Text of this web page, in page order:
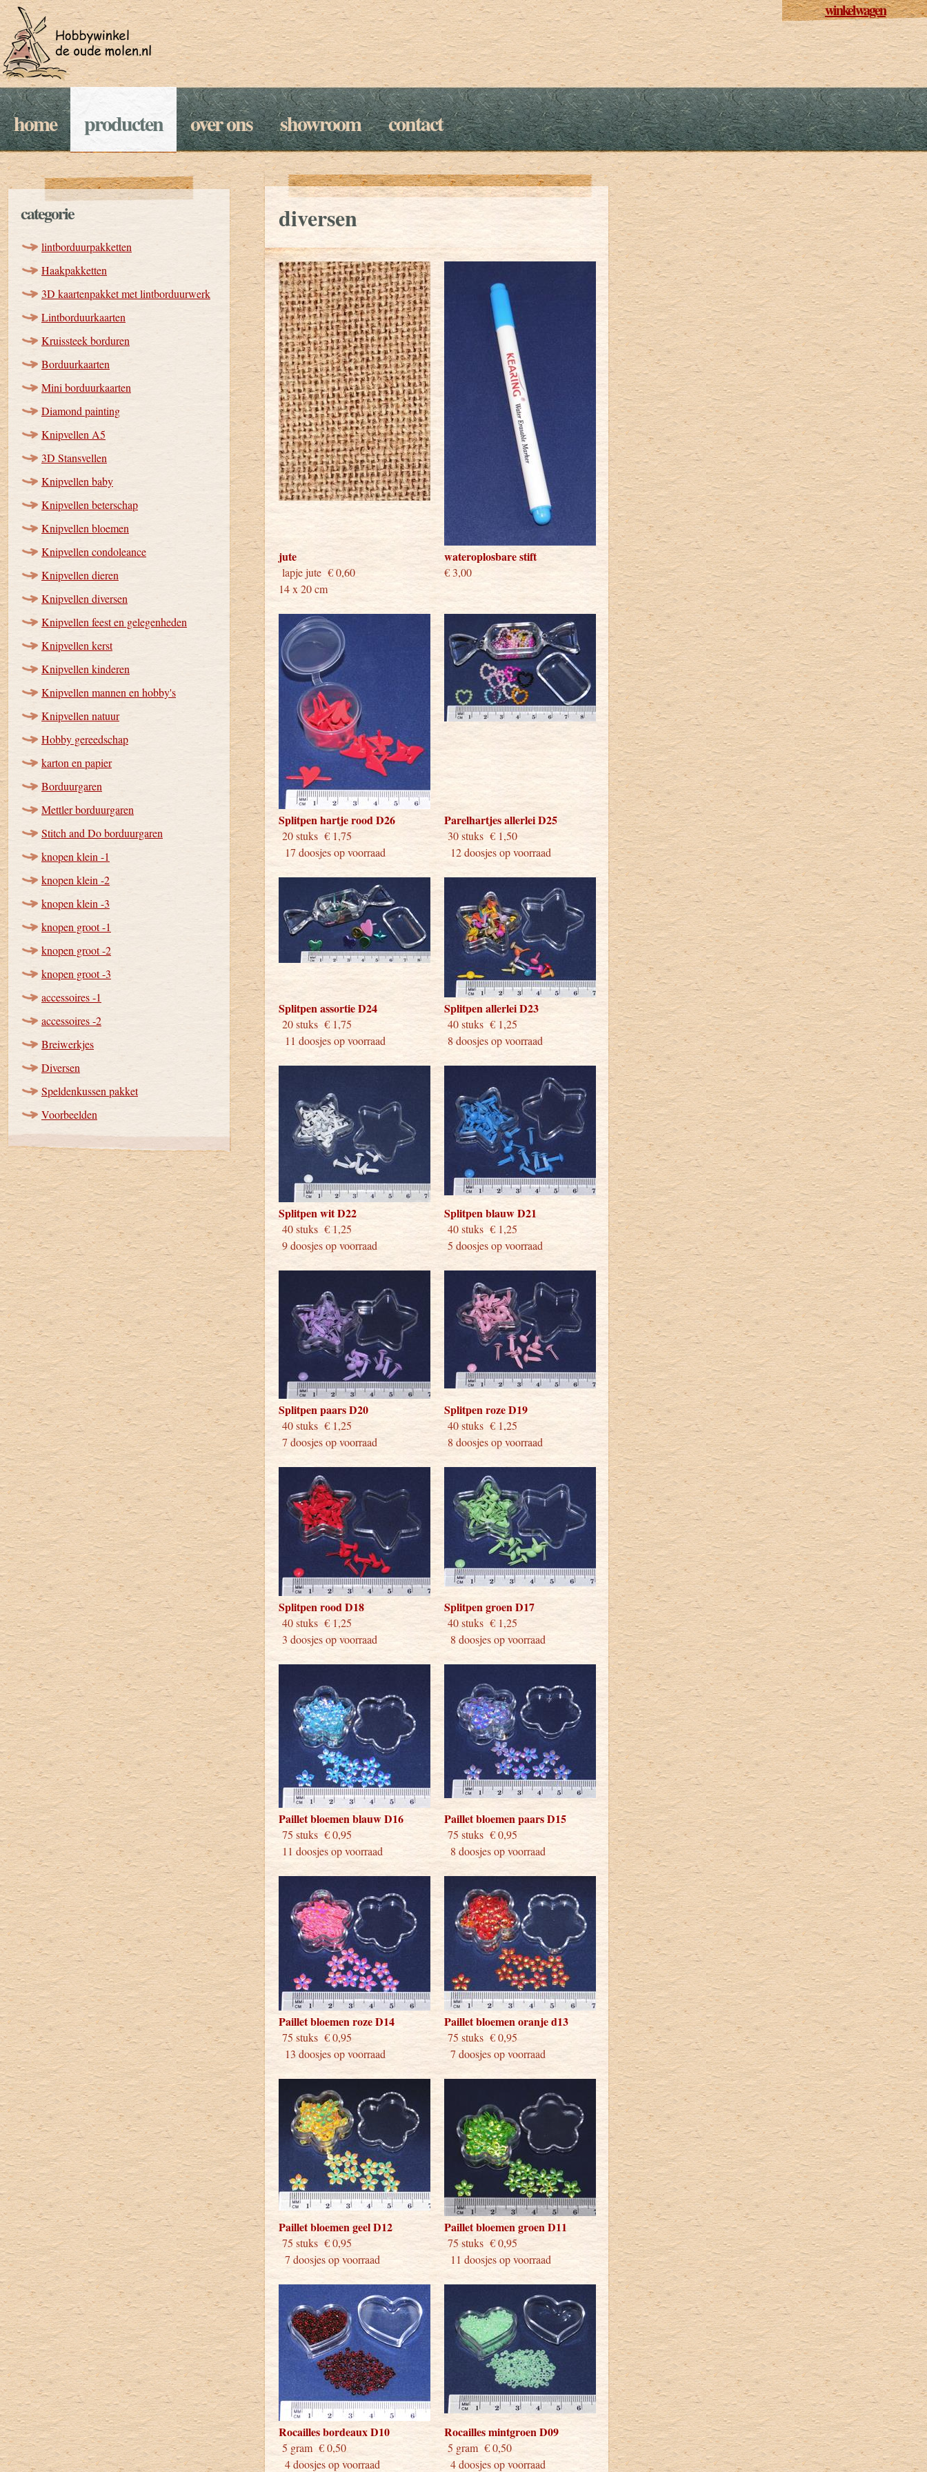
winkelwagen
home producten over ons showroom contact
categorie
lintborduurpakketten
Haakpakketten
3D kaartenpakket met lintborduurwerk
Lintborduurkaarten
Kruissteek borduren
Borduurkaarten
Mini borduurkaarten
Diamond painting
Knipvellen A5
3D Stansvellen
Knipvellen baby
Knipvellen beterschap
Knipvellen bloemen
Knipvellen condoleance
Knipvellen dieren
Knipvellen diversen
Knipvellen feest en gelegenheden
Knipvellen kerst
Knipvellen kinderen
Knipvellen mannen en hobby's
Knipvellen natuur
Hobby gereedschap
karton en papier
Borduurgaren
Mettler borduurgaren
Stitch and Do borduurgaren
knopen klein -1
knopen klein -2
knopen klein -3
knopen groot -1
knopen groot -2
knopen groot -3
accessoires -1
accessoires -2
Breiwerkjes
Diversen
Speldenkussen pakket
Voorbeelden
diversen
jute
lapje jute € 0,60
14 x 20 cm
wateroplosbare stift
€ 3,00
Splitpen hartje rood D26
20 stuks € 1,75
17 doosjes op voorraad
Parelhartjes allerlei D25
30 stuks € 1,50
12 doosjes op voorraad
Splitpen assortie D24
20 stuks € 1,75
11 doosjes op voorraad
Splitpen allerlei D23
40 stuks € 1,25
8 doosjes op voorraad
Splitpen wit D22
40 stuks € 1,25
9 doosjes op voorraad
Splitpen blauw D21
40 stuks € 1,25
5 doosjes op voorraad
Splitpen paars D20
40 stuks € 1,25
7 doosjes op voorraad
Splitpen roze D19
40 stuks € 1,25
8 doosjes op voorraad
Splitpen rood D18
40 stuks € 1,25
3 doosjes op voorraad
Splitpen groen D17
40 stuks € 1,25
8 doosjes op voorraad
Paillet bloemen blauw D16
75 stuks € 0,95
11 doosjes op voorraad
Paillet bloemen paars D15
75 stuks € 0,95
8 doosjes op voorraad
Paillet bloemen roze D14
75 stuks € 0,95
13 doosjes op voorraad
Paillet bloemen oranje d13
75 stuks € 0,95
7 doosjes op voorraad
Paillet bloemen geel D12
75 stuks € 0,95
7 doosjes op voorraad
Paillet bloemen groen D11
75 stuks € 0,95
11 doosjes op voorraad
Rocailles bordeaux D10
5 gram € 0,50
4 doosjes op voorraad
Rocailles mintgroen D09
5 gram € 0,50
4 doosjes op voorraad